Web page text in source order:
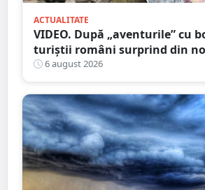
ACTUALITATE
VIDEO. După „aventurile” cu
turiștii români surprind din
pe Bucegi și declarații de
6 august 2026